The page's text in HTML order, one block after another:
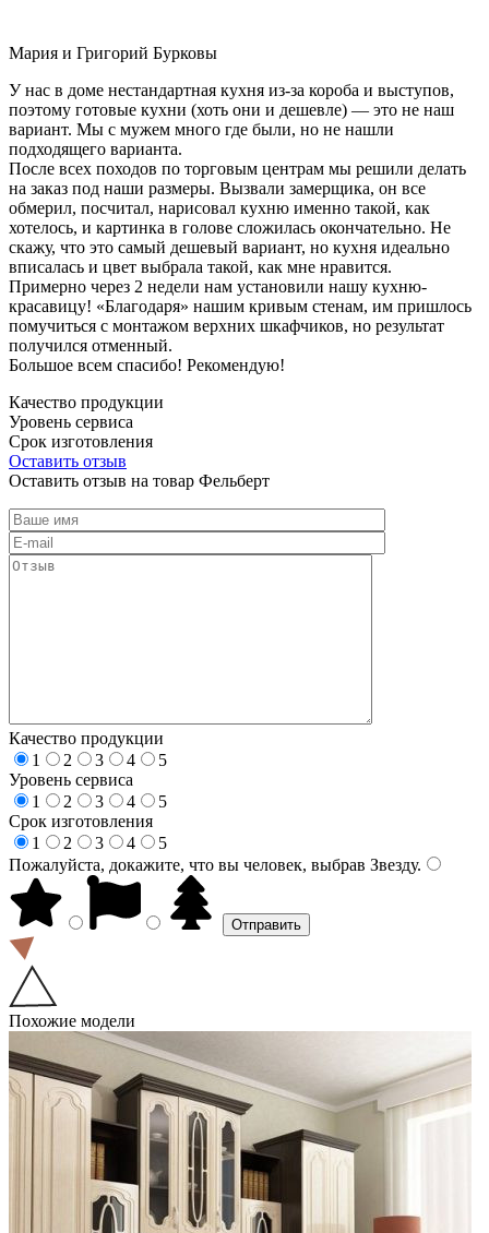
Мария и Григорий Бурковы
У нас в доме нестандартная кухня из-за короба и выступов,
поэтому готовые кухни (хоть они и дешевле) — это не наш
вариант. Мы с мужем много где были, но не нашли
подходящего варианта.
После всех походов по торговым центрам мы решили делать
на заказ под наши размеры. Вызвали замерщика, он все
обмерил, посчитал, нарисовал кухню именно такой, как
хотелось, и картинка в голове сложилась окончательно. Не
скажу, что это самый дешевый вариант, но кухня идеально
вписалась и цвет выбрала такой, как мне нравится.
Примерно через 2 недели нам установили нашу кухню-
красавицу! «Благодаря» нашим кривым стенам, им пришлось
помучиться с монтажом верхних шкафчиков, но результат
получился отменный.
Большое всем спасибо! Рекомендую!
Качество продукции
Уровень сервиса
Срок изготовления
Оставить отзыв
Оставить отзыв на товар Фельберт
Качество продукции
1
2 3 4
5
Уровень сервиса
1
2 3 4
5
Срок изготовления
1
2 3 4
5
Пожалуйста, докажите, что вы человек, выбрав Звезду.
Похожие модели